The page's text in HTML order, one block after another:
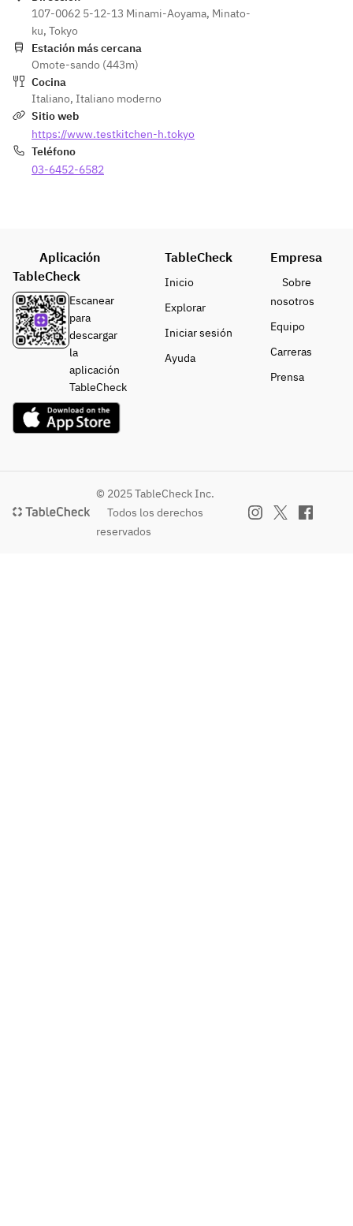
107-0062 5-12-13 Minami-Aoyama, Minato-
ku, Tokyo
Estación más cercana
Omote-sando (443m)
Cocina
Italiano, Italiano moderno
Sitio web
https://www.testkitchen-h.tokyo
Teléfono
03-6452-6582
Aplicación
TableCheck
Escanear
para
descargar
la
aplicación
TableCheck
TableCheck
Inicio
Explorar
Iniciar sesión
Ayuda
Empresa
Sobre
nosotros
Equipo
Carreras
Prensa
© 2025 TableCheck Inc.
Todos los derechos
reservados